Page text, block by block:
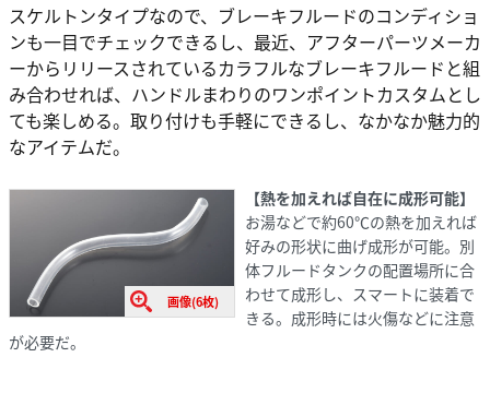
スケルトンタイプなので、ブレーキフルードのコンディショ
ンも一目でチェックできるし、最近、アフターパーツメーカ
ーからリリースされているカラフルなブレーキフルードと組
み合わせれば、ハンドルまわりのワンポイントカスタムとし
ても楽しめる。取り付けも手軽にできるし、なかなか魅力的
なアイテムだ。
画像(6枚)
【熱を加えれば自在に成形可能】
お湯などで約60℃の熱を加えれば
好みの形状に曲げ成形が可能。別
体フルードタンクの配置場所に合
わせて成形し、スマートに装着で
きる。成形時には火傷などに注意
が必要だ。